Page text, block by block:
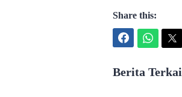
Share this:
Berita